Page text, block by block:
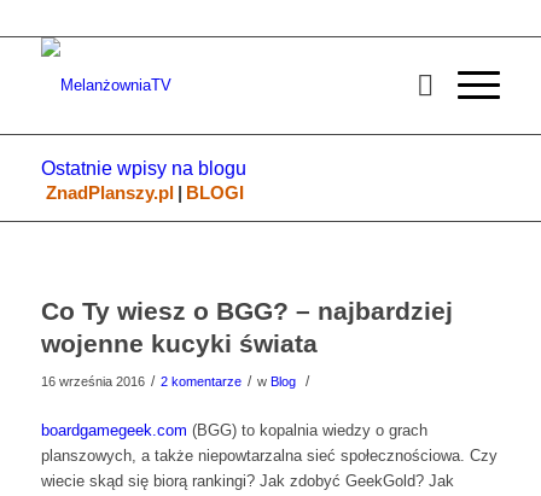
Ostatnie wpisy na blogu
ZnadPlanszy.pl | BLOGI
Co Ty wiesz o BGG? – najbardziej
wojenne kucyki świata
16 września 2016 / 2 komentarze / w Blog /
boardgamegeek.com (BGG) to kopalnia wiedzy o grach
planszowych, a także niepowtarzalna sieć społecznościowa. Czy
wiecie skąd się biorą rankingi? Jak zdobyć GeekGold? Jak